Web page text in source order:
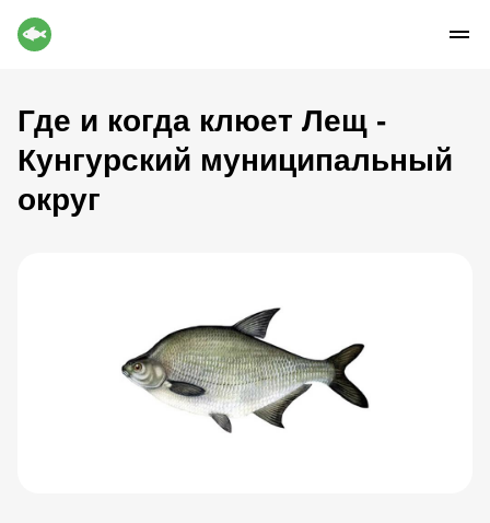
Где и когда клюет Лещ -
Кунгурский муниципальный
округ